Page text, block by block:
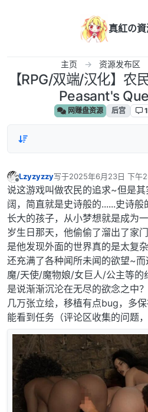
真紅の
主页 资源发布区
【RPG/双端/汉化】
Peasant's
网赚盘资源 后宫 1
离线
Lzyzyzzy写于2025年6月23日 下午
最后由 编辑
说这游戏叫做农民的追求~但是
阔，简直就是史诗般的......史诗
长大的孩子，从小梦想就是成为
岁生日那天，他偷偷了溜出了家
是他发现外面的世界真的是太复
还充满了各种闻所未闻的欲望~
魔/天使/魔物娘/女巨人/公主等的
是说渐渐沉沦在无尽的欲念之中？
几万张立绘，移植有点bug，多
能看到任务（评论区收集的问题